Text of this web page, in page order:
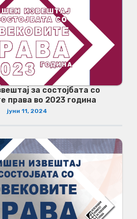
за состојбата со
права во 2023 година
јуни 11, 2024